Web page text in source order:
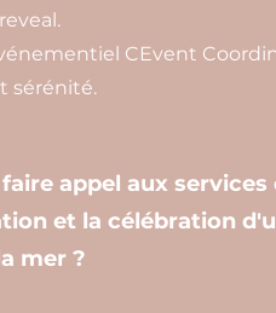
CEvent
sérénité.
appel aux
et la célébration
mer ?